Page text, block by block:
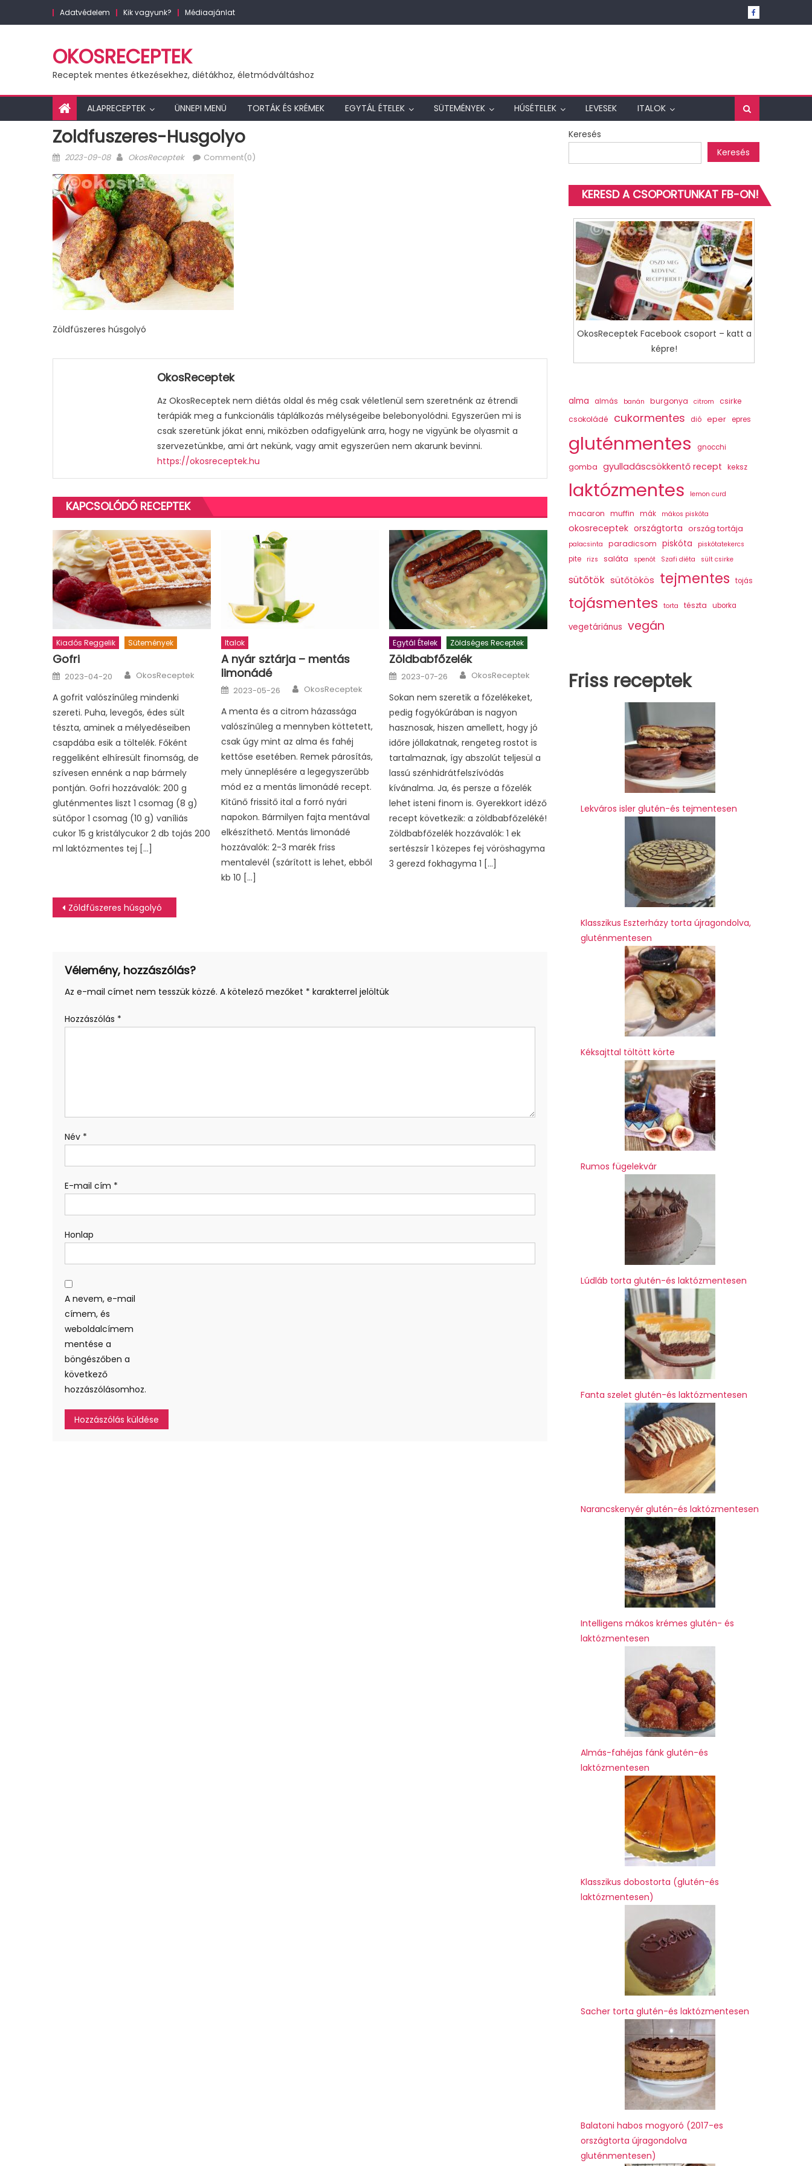
to
Adatvédelem Kik vagyunk? Médiaajánlat
OKOSRECEPTEK
Receptek mentes étkezésekhez, diétákhoz, életmódváltáshoz
ALAPRECEPTEK ÜNNEPI MENÜ TORTÁK ÉS KRÉMEK EGYTÁL ÉTELEK SÜTEMÉNYEK HÚSÉTELEK LEVESEK ITALOK
Zoldfuszeres-Husgolyo
Posted
2023-09-08 Author
OkosReceptek Comment(0)
Zöldfűszeres húsgolyó
OkosReceptek
Az OkosReceptek nem diétás oldal és még csak véletlenül sem szeretnénk az étrendi
terápiák meg a funkcionális táplálkozás mélységeibe belebonyolódni. Egyszerűen mi is
csak szeretünk jókat enni, miközben odafigyelünk arra, hogy ne vigyünk be olyasmit a
szervezetünkbe, ami árt nekünk, vagy amit egyszerűen nem akarunk bevinni.
https://okosreceptek.hu
KAPCSOLÓDÓ RECEPTEK
Kiadós Reggelik Sütemények
Gofri
Posted
on
2023-04-20 Author
OkosReceptek
A gofrit valószínűleg mindenki
szereti. Puha, levegős, édes sült
tészta, aminek a mélyedéseiben
csapdába esik a töltelék. Főként
reggeliként elhíresült finomság, de
szívesen ennénk a nap bármely
pontján. Gofri hozzávalók: 200 g
gluténmentes liszt 1 csomag (8 g)
sütőpor 1 csomag (10 g) vaníliás
cukor 15 g kristálycukor 2 db tojás 200
ml laktózmentes tej […]
Italok
A nyár sztárja – mentás
limonádé
Posted
on
2023-05-26 Author
OkosReceptek
A menta és a citrom házassága
valószínűleg a mennyben köttetett,
csak úgy mint az alma és fahéj
kettőse esetében. Remek párosítás,
mely ünneplésére a legegyszerűbb
mód ez a mentás limonádé recept.
Kitűnő frissitő ital a forró nyári
napokon. Bármilyen fajta mentával
elkészíthető. Mentás limonádé
hozzávalók: 2-3 marék friss
mentalevél (szárított is lehet, ebből
kb 10 […]
Egytál Ételek Zöldséges Receptek
Zöldbabfőzelék
Posted
on
2023-07-26 Author
OkosReceptek
Sokan nem szeretik a főzelékeket,
pedig fogyókúrában is nagyon
hasznosak, hiszen amellett, hogy jó
időre jóllakatnak, rengeteg rostot is
tartalmaznak, így abszolút teljesül a
lassú szénhidrátfelszívódás
kívánalma. Ja, és persze a főzelék
lehet isteni finom is. Gyerekkort idéző
recept következik: a zöldbabfőzeléké!
Zöldbabfőzelék hozzávalók: 1 ek
sertészsír 1 közepes fej vöröshagyma
3 gerezd fokhagyma 1 […]
Bejegyzés
Zöldfűszeres húsgolyó
Vélemény, hozzászólás?
Az e-mail címet nem tesszük közzé. A kötelező mezőket * karakterrel jelöltük
Hozzászólás *
Név *
E-mail cím *
Honlap
A nevem, e-mail
címem, és
weboldalcímem
mentése a
böngészőben a
következő
hozzászólásomhoz.
Keresés
Keresés
KERESD A CSOPORTUNKAT FB-ON!
OkosReceptek Facebook csoport – katt a
képre!
alma almás banán burgonya citrom
csirke
csokoládé
cukormentes dió eper epres
gluténmentes gnocchi
gomba gyulladáscsökkentő recept keksz
laktózmentes lemon curd
macaron muffin mák mákos piskóta
okosreceptek országtorta ország tortája
palacsinta paradicsom piskóta piskótatekercs
pite rizs saláta spenót Szafi diéta sült csirke
sütőtök sütőtökös tejmentes tojás
tojásmentes torta tészta uborka
vegetáriánus vegán
Friss receptek
Lekváros isler glutén-és tejmentesen
Klasszikus Eszterházy torta újragondolva,
gluténmentesen
Kéksajttal töltött körte
Rumos fügelekvár
Lúdláb torta glutén-és laktózmentesen
Fanta szelet glutén-és laktózmentesen
Narancskenyér glutén-és laktózmentesen
Intelligens mákos krémes glutén- és
laktózmentesen
Almás-fahéjas fánk glutén-és
laktózmentesen
Klasszikus dobostorta (glutén-és
laktózmentesen)
Sacher torta glutén-és laktózmentesen
Balatoni habos mogyoró (2017-es
országtorta újragondolva
gluténmentesen)